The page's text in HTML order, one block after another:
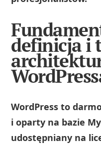
definicja i
WordPress to
i oparty na bazie
udostępniany na